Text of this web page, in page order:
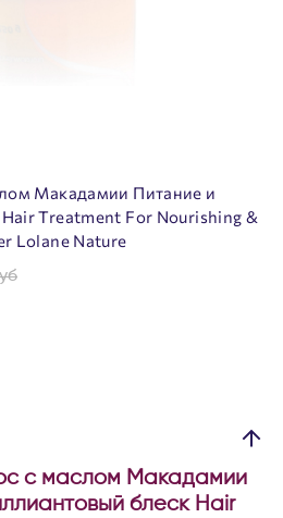
Макадамии Питание и
Treatment For Nourishing &
Lolane Nature
с маслом Макадамии
блеск Hair